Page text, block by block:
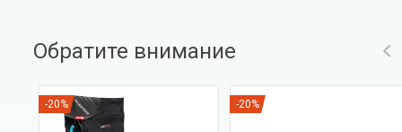
Обратите внимание
-20% -20%